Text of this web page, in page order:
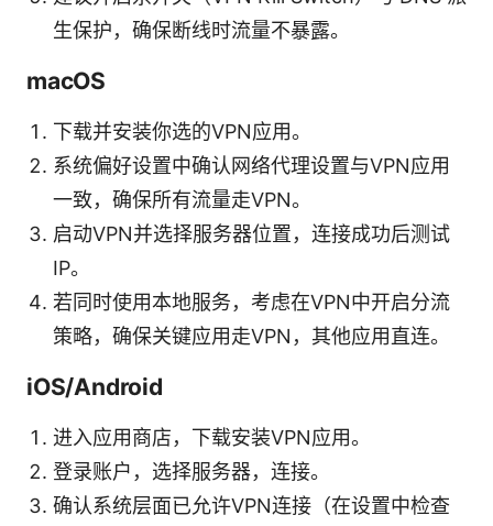
生保护，确保断线时流量不暴露。
macOS
下载并安装你选的VPN应用。
系统偏好设置中确认网络代理设置与VPN应用
一致，确保所有流量走VPN。
启动VPN并选择服务器位置，连接成功后测试
IP。
若同时使用本地服务，考虑在VPN中开启分流
策略，确保关键应用走VPN，其他应用直连。
iOS/Android
进入应用商店，下载安装VPN应用。
登录账户，选择服务器，连接。
确认系统层面已允许VPN连接（在设置中检查